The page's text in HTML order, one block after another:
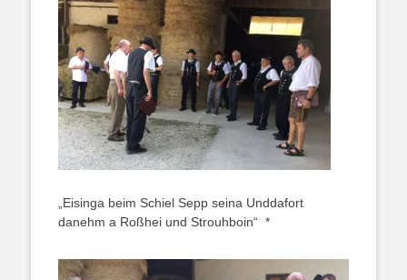
„Eisinga beim Schiel Sepp seina Unddafort
danehm a Roßhei und Strouhboin“ *